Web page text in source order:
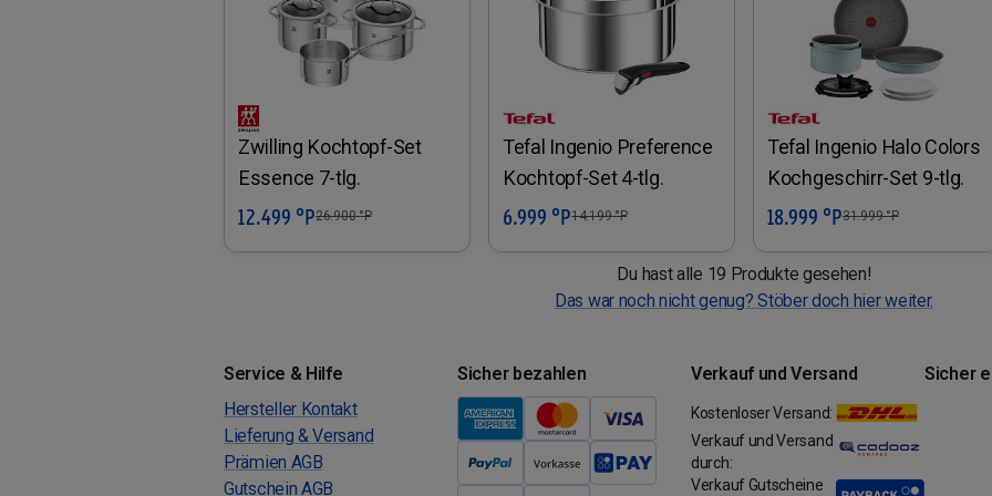
Zwilling Kochtopf-Set
Essence 7-tlg.
In den Warenkorb
12.499 °P26.900°P
Tefal Ingenio Preference
Kochtopf-Set 4-tlg.
In den Warenkorb
6.999 °P14.199°P
Tefal Ingenio Halo Colors
Kochgeschirr-Set 9-tlg.
In den Warenkorb
18.999 °P31.999°P
Du hast alle 19 Produkte gesehen!
Das war noch nicht genug? Stöber doch hier weiter.
Service & Hilfe
Hersteller Kontakt
Lieferung & Versand
Prämien AGB
Gutschein AGB
Sicher bezahlen Verkauf und Versand
Kostenloser Versand:
Verkauf und Versand
durch:
Verkauf Gutscheine
Sicher